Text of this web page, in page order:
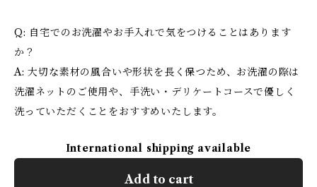
Q: 自宅でのお洗濯やお手入れで気をつけることはあります
か？
A: 大切な素材の風合いや形状を長く保つため、お洗濯の際は
洗濯ネットのご使用や、手洗い・デリケートコースで優しく
洗っていただくことをおすすめいたします。
International shipping available
Add to cart